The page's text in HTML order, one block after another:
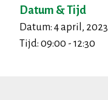
Datum & Tijd
Datum: 4 april, 2023
Tijd: 09:00 - 12:30